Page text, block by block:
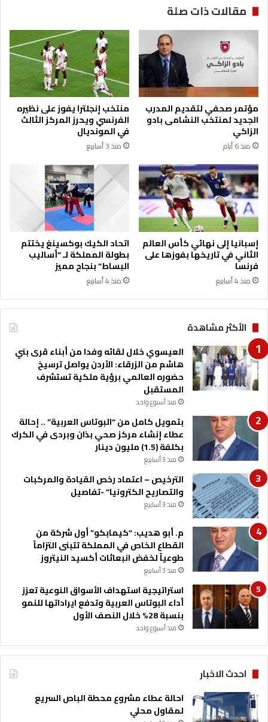
ج
ة
ا
ق
ت
ر
ا
ب
ا
ل
ع
ا
ص
ف
ة
ا
ل
ا
س
ت
و
ا
ئ
ي
ة
"
ج
ن
ج
ي
"
ل
ف
ح
ب
ن
ج
ا
ح
ف
ي
م
س
ت
ش
ف
ى
ا
ل
ر
ا
ء
ا
ل
ح
ك
م
ي
مقالات ذات صلة
مؤتمر صحفي لتقديم المدرب
الجديد لمنتخب النشامى بادو
الزاكي
منذ 6 أيام
منتخب إنجلترا يفوز على نظيره
الفرنسي ويحرز المركز الثالث
في المونديال
منذ 3 أسابيع
إسبانيا إلى نهائي كأس العالم
الثاني في تاريخها بفوزها على
فرنسا
منذ 4 أسابيع
اتحاد الكيك بوكسينغ يختتم
بطولة المملكة لـ “أساليب
البساط” بنجاح مميز
منذ 4 أسابيع
الأكثر مشاهدة
العيسوي خلال لقائه وفدا من أبناء قرى بني
هاشم من الزرقاء: الأردن يواصل ترسيخ
حضوره العالمي برؤية ملكية تستشرف
المستقبل
منذ أسبوع واحد
بتمويل كامل من “البوتاس العربية” .. إحالة
عطاء إنشاء مركز صحي بذان وبردى في الكرك
بكلفة (1.5) مليون دينار
منذ 3 أسابيع
الترخيص – اعتماد رخص القيادة والمركبات
والتصاريح الكترونيا” -تفاصيل
منذ 3 أسابيع
م. أبو هديب: “كيمابكو” أول شركة من
القطاع الخاص في المملكة تتبنى التزاماً
طوعياً لخفض انبعاثات أكسيد النيتروز
منذ 3 أسابيع
استراتيجية استهداف الأسواق النوعية تعزز
أداء البوتاس العربية وتدفع ايراداتها للنمو
بنسبة 28% خلال النصف الأول
منذ أسبوع واحد
احدث الاخبار
احالة عطاء مشروع محطة الباص السريع
لمقاول محلي